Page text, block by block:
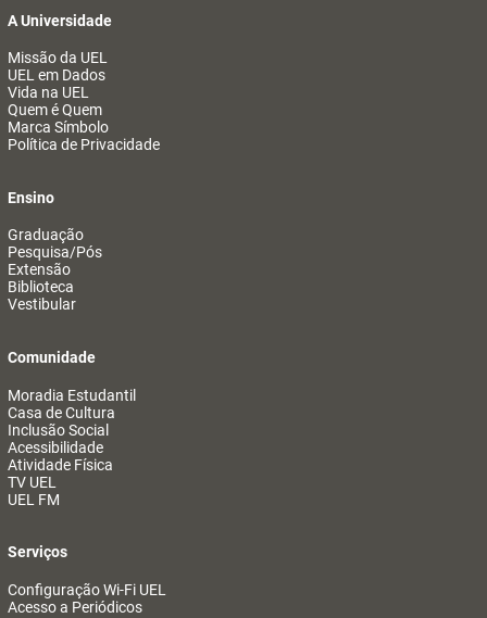
A Universidade
Missão da UEL
UEL em Dados
Vida na UEL
Quem é Quem
Marca Símbolo
Política de Privacidade
Ensino
Graduação
Pesquisa/Pós
Extensão
Biblioteca
Vestibular
Comunidade
Moradia Estudantil
Casa de Cultura
Inclusão Social
Acessibilidade
Atividade Física
TV UEL
UEL FM
Serviços
Configuração Wi-Fi UEL
Acesso a Periódicos